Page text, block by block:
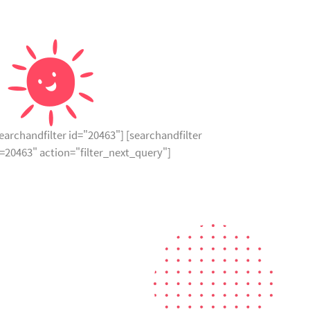
id="20463"] [searchandfilter
action="filter_next_query"]